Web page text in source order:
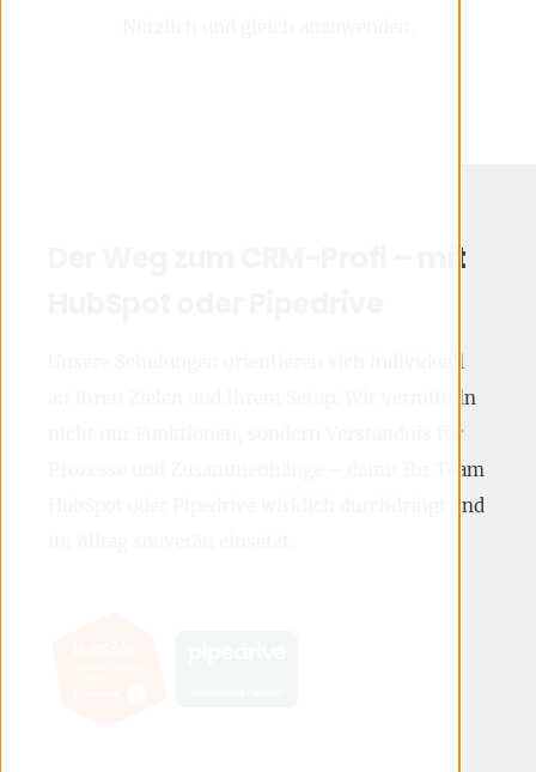
Der Weg zum CRM-Profi – mit
an Ihren Zielen und Ihrem Setup. Wir vermitteln
nicht nur Funktionen, sondern Verständnis für
Prozesse und Zusammenhänge – damit Ihr Team
HubSpot oder Pipedrive wirklich durchdringt und